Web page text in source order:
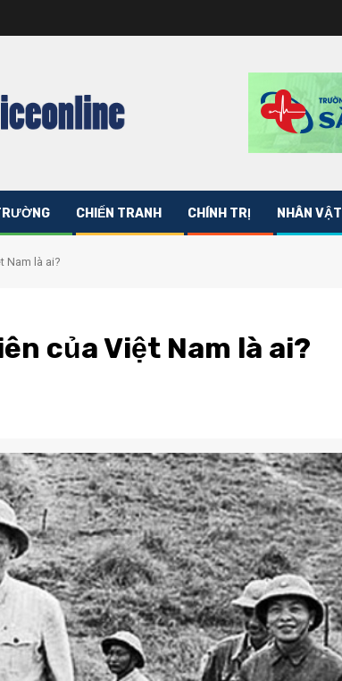
CHIẾN TRANH CHÍNH TRỊ NHÂN VẬT
Nam là ai?
của Việt Nam là ai?